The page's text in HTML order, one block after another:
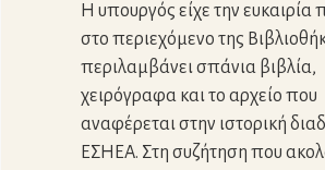
Η υπουργός είχε την ευκαιρία
στο περιεχόμενο της
περιλαμβάνει σπάνια βιβλία,
χειρόγραφα και το αρχείο που
αναφέρεται στην ιστορική
ΕΣΗΕΑ. Στη συζήτηση που